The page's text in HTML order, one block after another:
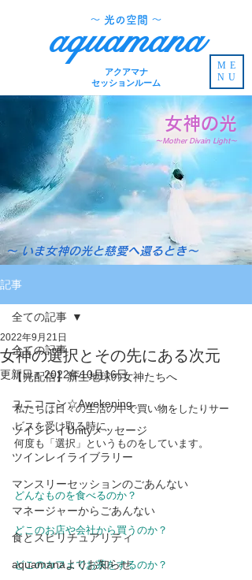
aquamana
​～ 光の空間 ～
アクアマナ
セッションルーム
ME
NU
～Mother Divain Light～
女神の光
～ いま女神の光と慈愛へ還るとき～
記事
全ての記事
【光配信】新生地球の女神たちへ
ユニコーン☆Awekening
ツインレイUnityメッセージ
ツインレイライブラリー
マンスリーセッションのごあんない
マネージャーからごあんない
食とスピリチュアリティ
aquamanaよりお知らせ
全ての記事
女神の選択とその先にある次元
2022年9月21日
更新日：2022年10月16日
私たちは日々の生活の中で買い物をしたりサー
ビスを受け取る時に、
何度も「選択」というものをしています。
どんなものを食べるのか？
どこのお店や会社から買うのか？
どこのカフェでお茶をするのか？